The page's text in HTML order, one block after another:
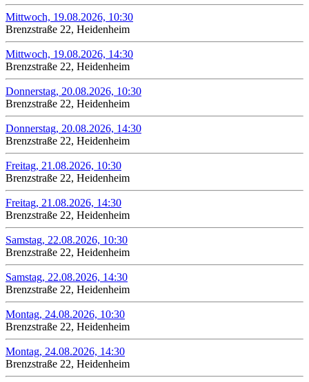
Mittwoch, 19.08.2026, 10:30
Brenzstraße 22, Heidenheim
Mittwoch, 19.08.2026, 14:30
Brenzstraße 22, Heidenheim
Donnerstag, 20.08.2026, 10:30
Brenzstraße 22, Heidenheim
Donnerstag, 20.08.2026, 14:30
Brenzstraße 22, Heidenheim
Freitag, 21.08.2026, 10:30
Brenzstraße 22, Heidenheim
Freitag, 21.08.2026, 14:30
Brenzstraße 22, Heidenheim
Samstag, 22.08.2026, 10:30
Brenzstraße 22, Heidenheim
Samstag, 22.08.2026, 14:30
Brenzstraße 22, Heidenheim
Montag, 24.08.2026, 10:30
Brenzstraße 22, Heidenheim
Montag, 24.08.2026, 14:30
Brenzstraße 22, Heidenheim